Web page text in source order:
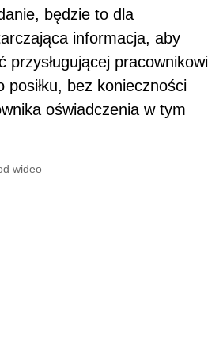
będzie to dla
informacja, aby
przysługującej pracownikowi
posiłku, bez konieczności
oświadczenia w tym
wideo